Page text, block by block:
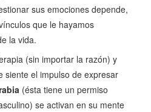
sus emociones depende,
que le hayamos
la vida.
(sin importar la razón) y
siente el impulso de expresar
(ésta tiene un permiso
se activan en su mente